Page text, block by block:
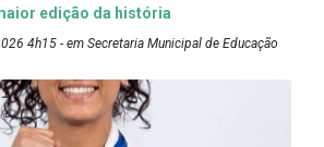
edição da história
4h15 - em Secretaria Municipal de Educação